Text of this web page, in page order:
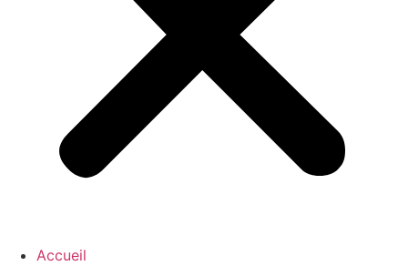
Accueil